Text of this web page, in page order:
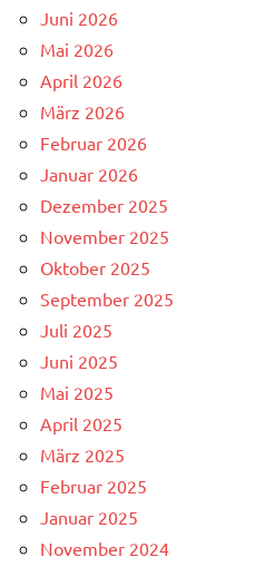
Juni 2026
Mai 2026
April 2026
März 2026
Februar 2026
Januar 2026
Dezember 2025
November 2025
Oktober 2025
September 2025
Juli 2025
Juni 2025
Mai 2025
April 2025
März 2025
Februar 2025
Januar 2025
November 2024